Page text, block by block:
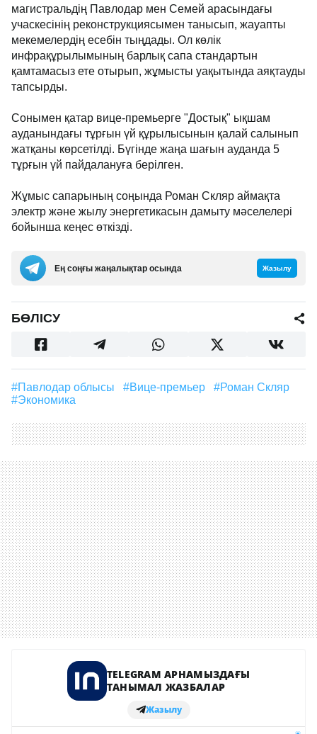
магистральдің Павлодар мен Семей арасындағы
учаскесінің реконструкциясымен танысып, жауапты
мекемелердің есебін тыңдады. Ол көлік
инфрақұрылымының барлық сапа стандартын
қамтамасыз ете отырып, жұмысты уақытында аяқтауды
тапсырды.
Сонымен қатар вице-премьерге "Достық" ықшам
ауданындағы тұрғын үй құрылысынын қалай салынып
жатқаны көрсетілді. Бүгінде жаңа шағын ауданда 5
тұрғын үй пайдалануға берілген.
Жұмыс сапарының соңында Роман Скляр аймақта
электр және жылу энергетикасын дамыту мәселелері
бойынша кеңес өткізді.
Ең соңғы жаңалықтар осында Жазылу
БӨЛІСУ
#Павлодар облысы #Вице-премьер
#Роман Скляр
#экономика